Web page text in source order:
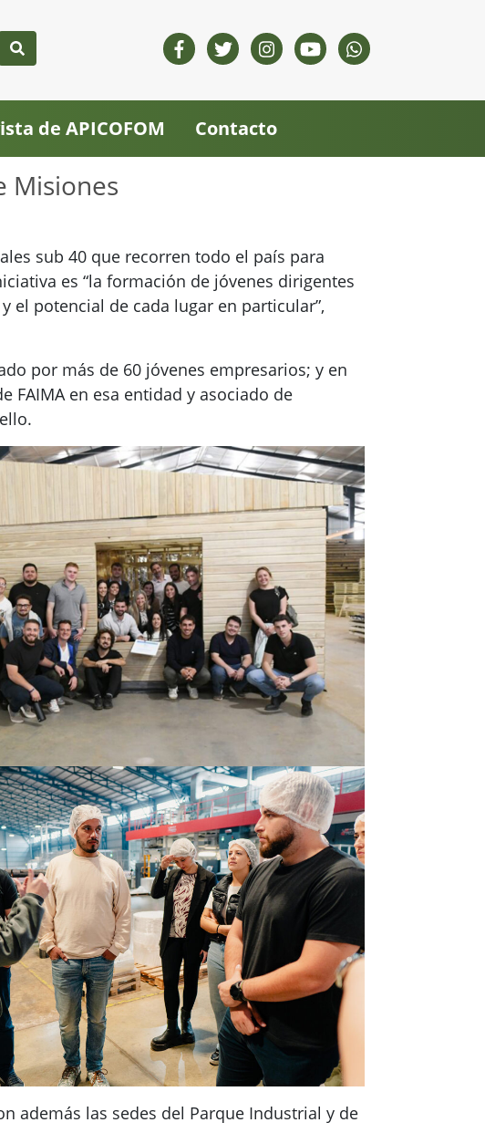
de APICOFOM Contacto
Misiones
sub 40 que recorren todo el país para
es “la formación de jóvenes dirigentes
el potencial de cada lugar en particular”,
por más de 60 jóvenes empresarios; y en
FAIMA en esa entidad y asociado de
además las sedes del Parque Industrial y de